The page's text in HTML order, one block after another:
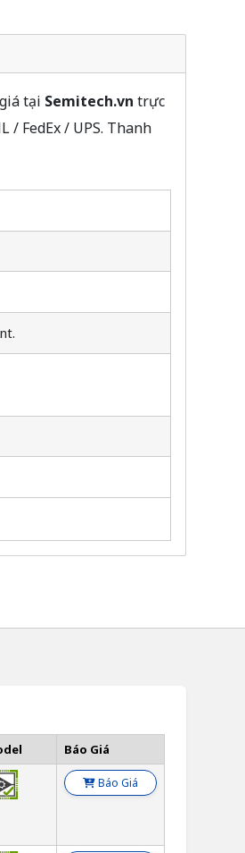
tại Semitech.vn trực
/ FedEx / UPS. Thanh
Báo Giá
Báo Giá